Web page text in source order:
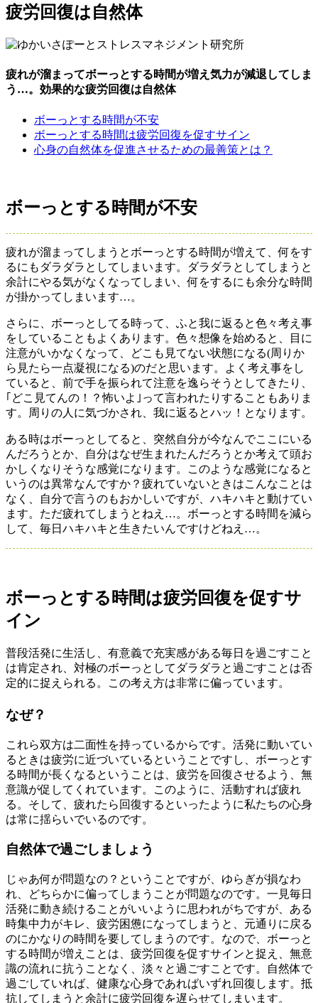
疲労回復は自然体
疲れが溜まってボーっとする時間が増え気力が減退してしま
う…。効果的な疲労回復は自然体
ボーっとする時間が不安
ボーっとする時間は疲労回復を促すサイン
心身の自然体を促進させるための最善策とは？
ボーっとする時間が不安
疲れが溜まってしまうとボーっとする時間が増えて、何をす
るにもダラダラとしてしまいます。ダラダラとしてしまうと
余計にやる気がなくなってしまい、何をするにも余分な時間
が掛かってしまいます…。
さらに、ボーっとしてる時って、ふと我に返ると色々考え事
をしていることもよくあります。色々想像を始めると、目に
注意がいかなくなって、どこも見てない状態になる(周りか
ら見たら一点凝視になる)のだと思います。よく考え事をし
ていると、前で手を振られて注意を逸らそうとしてきたり、
｢どこ見てんの！？怖いよ｣って言われたりすることもありま
す。周りの人に気づかされ、我に返るとハッ！となります。
ある時はボーっとしてると、突然自分が今なんでここにいる
んだろうとか、自分はなぜ生まれたんだろうとか考えて頭お
かしくなりそうな感覚になります。このような感覚になると
いうのは異常なんですか？疲れていないときはこんなことは
なく、自分で言うのもおかしいですが、ハキハキと動けてい
ます。ただ疲れてしまうとねえ…。ボーっとする時間を減ら
して、毎日ハキハキと生きたいんですけどねえ…。
ボーっとする時間は疲労回復を促すサ
イン
普段活発に生活し、有意義で充実感がある毎日を過ごすこと
は肯定され、対極のボーっとしてダラダラと過ごすことは否
定的に捉えられる。この考え方は非常に偏っています。
なぜ？
これら双方は二面性を持っているからです。活発に動いてい
るときは疲労に近づいているということですし、ボーっとす
る時間が長くなるということは、疲労を回復させるよう、無
意識が促してくれています。このように、活動すれば疲れ
る。そして、疲れたら回復するといったように私たちの心身
は常に揺らいでいるのです。
自然体で過ごしましょう
じゃあ何が問題なの？ということですが、ゆらぎが損なわ
れ、どちらかに偏ってしまうことが問題なのです。一見毎日
活発に動き続けることがいいように思われがちですが、ある
時集中力がキレ、疲労困憊になってしまうと、元通りに戻る
のにかなりの時間を要してしまうのです。なので、ボーっと
する時間が増えことは、疲労回復を促すサインと捉え、無意
識の流れに抗うことなく、淡々と過ごすことです。自然体で
過ごしていれば、健康な心身であればいずれ回復します。抵
抗してしまうと余計に疲労回復を遅らせてしまいます。